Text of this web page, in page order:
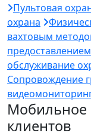
Пультовая
охрана
вахтовым
обслуживание
Сопровождение
Мобильное
клиентов